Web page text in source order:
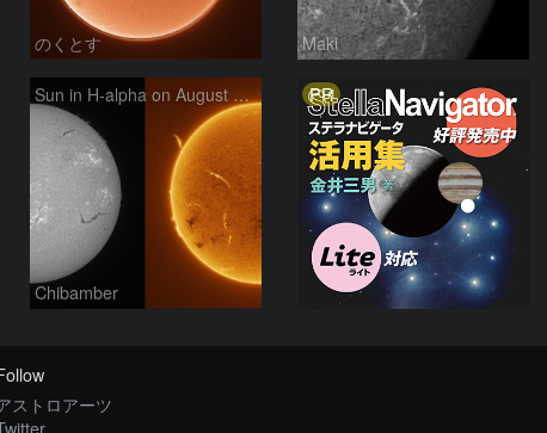
のくとす Maki
Sun in H-alpha on August 7, 2026
Chibamber
PR
ストロアーツ